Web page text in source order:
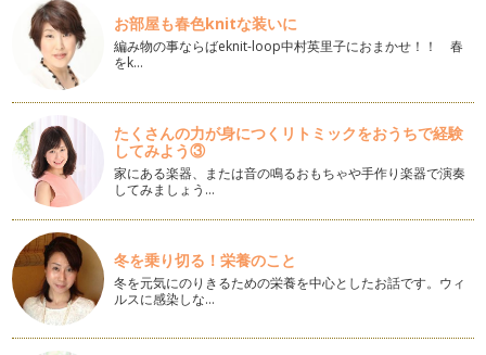
カフェ・ラテとカフェ・オ・レとカプチーノの違いはここ！
どれも牛乳を使ったコーヒーではあるけれど、カフェ・ラテと
カフェ・オ・レとカプチーノの違いっ…
カフェイン発見はここから！
カフェインというのは、いつ見つかったのか！？ コーヒーの
発見にはカフェインが重要な…
最新！コーヒー情報！
最近、コーヒー業界では、COE（カップオブエクセレンス）と
いう「その年その国でもっともおい…
コーヒーの値段の違いの話
お野菜と同じように、コーヒーにも”等級”というものがありま
す。 …
お部屋も春色knitな装いに
編み物の事ならばeknit-loop中村英里子におまかせ！！ 春
をk…
たくさんの力が身につくリトミックをおうちで経験
してみよう③
家にある楽器、または音の鳴るおもちゃや手作り楽器で演奏
してみましょう…
冬を乗り切る！栄養のこと
冬を元気にのりきるための栄養を中心としたお話です。ウィ
ルスに感染しな…